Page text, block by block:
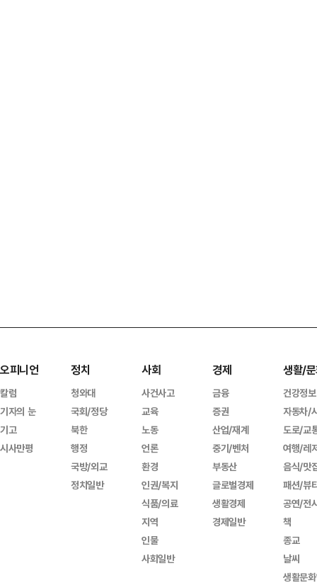
오피니언
칼럼
기자의 눈
기고
시사만평
정치
청와대
국회/정당
북한
행정
국방/외교
정치일반
사회
사건사고
교육
노동
언론
환경
인권/복지
식품/의료
지역
인물
사회일반
경제
금융
증권
산업/재계
중기/벤처
부동산
글로벌경제
생활경제
경제일반
생활/
건강정보
자동차/
도로/교
여행/레
음식/맛
패션/뷰
공연/전
책
종교
날씨
생활문